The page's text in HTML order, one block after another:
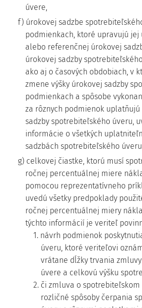
úvere,
f) úrokovej sadzbe
podmienkach, ktoré upravujú jej
alebo referenčnej úrokovej
úrokovej sadzby
ako aj o časových obdobiach, v
zmene výšky úrokovej sadzby
podmienkach a spôsobe
za rôznych podmienok
sadzby spotrebiteľského úveru,
informácie o všetkých
sadzbách spotrebiteľského
g) celkovej čiastke, ktorú musí
ročnej percentuálnej miere
pomocou reprezentatívneho
uvedú všetky predpoklady
ročnej percentuálnej miery
týchto informácií je veriteľ
1. návrh podmienok
úveru, ktoré veriteľovi
vrátane dĺžky trvania
úvere a celkovú výšku
2. či zmluva o
rozličné spôsoby čerpania